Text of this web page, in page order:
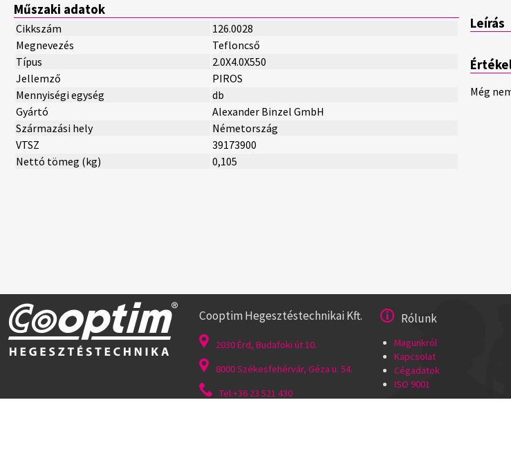
Műszaki adatok
Cikkszám
126.0028
Megnevezés
Tefloncső
Típus
2.0X4.0X550
Jellemző
PIROS
Mennyiségi egység
db
Gyártó
Alexander Binzel GmbH
Származási hely
Németország
VTSZ
39173900
Nettó tömeg (kg)
0,105
Leírás
Még
Cooptim Hegesztéstechnikai Kft.
2030 Érd, Budafoki út 10.
8000 Székesfehérvár, Géza u. 54.
Tel:+36 23 521 430
Rólunk
Magunkról
Kapcsolat
Cégadatok
ISO 9001